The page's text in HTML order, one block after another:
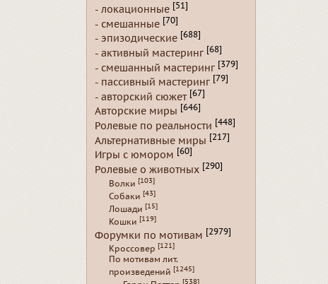
- локационные [51]
- смешанные [70]
- эпизодические [688]
- активный мастеринг [68]
- смешанный мастеринг [379]
- пассивный мастеринг [79]
- авторский сюжет [67]
Авторские миры [646]
Ролевые по реальности [448]
Альтернативные миры [217]
Игры с юмором [60]
Ролевые о животных [290]
Волки [103]
Собаки [43]
Лошади [15]
Кошки [119]
Форумки по мотивам [2979]
Кроссовер [121]
По мотивам лит.
произведений [1245]
[538]